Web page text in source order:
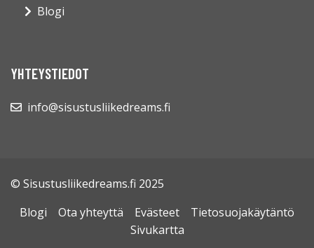
Blogi
YHTEYSTIEDOT
info@sisustusliikedreams.fi
© Sisustusliikedreams.fi 2025
Blogi
Ota yhteyttä Evästeet
Tietosuojakäytäntö
Sivukartta